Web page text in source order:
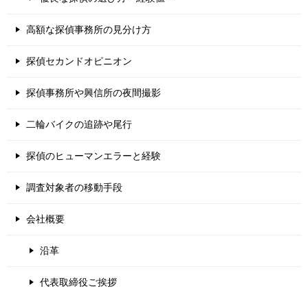
高額な探偵事務所の見分け方
探偵セカンドオピニオン
探偵事務所や興信所の夜間撮影
二輪バイクの追跡や尾行
探偵のヒューマンエラーと経験
調査対象者の移動手段
会社概要
沿革
代表取締役ご挨拶